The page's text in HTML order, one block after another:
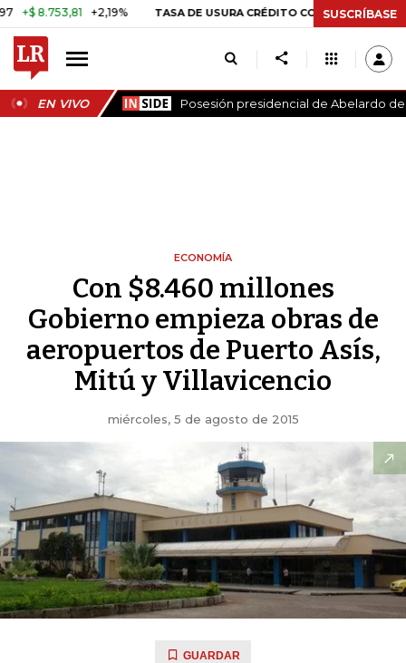
8.753,81 +2,19% TASA DE USURA CRÉDITO CONSUMO 29,66%
SUSCRÍBASE
EN VIVO Posesión presidencial de Abelardo de
ECONOMÍA
Con $8.460 millones
Gobierno empieza obras de
aeropuertos de Puerto Asís,
Mitú y Villavicencio
miércoles, 5 de agosto de 2015
GUARDAR